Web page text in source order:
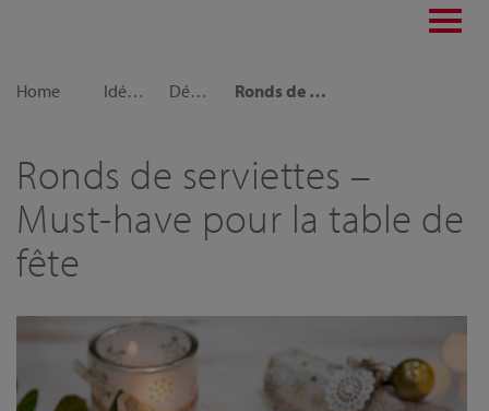
Home
Idées déco Décorations festives Ronds de serviettes – Must-have pour la table de fête
Ronds de serviettes –
Must-have pour la table de
fête